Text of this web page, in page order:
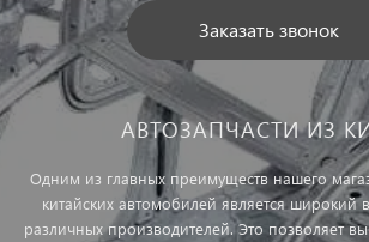
Заказать звонок
АВТОЗАПЧАСТИ ИЗ
Одним из главных преимуществ нашего
китайских автомобилей является широкий
различных производителей. Это позволяет